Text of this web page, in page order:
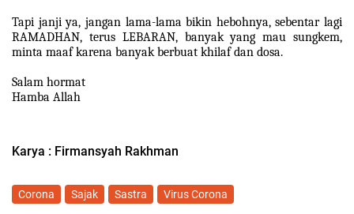
Tapi janji ya, jangan lama-lama bikin hebohnya, sebentar lagi
RAMADHAN, terus LEBARAN, banyak yang mau sungkem,
minta maaf karena banyak berbuat khilaf dan dosa.
Salam hormat
Hamba Allah
Karya : Firmansyah Rakhman
Corona Sajak Sastra Virus Corona